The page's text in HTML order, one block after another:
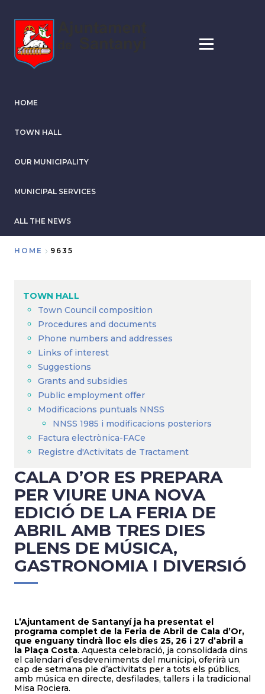
content
HOME
TOWN HALL
OUR MUNICIPALITY
MUNICIPAL SERVICES
ALL THE NEWS
HOME 9635
TOWN HALL
Town Council composition
Procedures and documents
Phone numbers and addresses
Links of interest
Suggestions
Grants and subsidies
Public employment offer
Modificacions puntuals NNSS
NNSS 1985 i modificacions posteriors
Factura electrònica-FACe
Registre d'Activitats de Tractament
CALA D’OR ES PREPARA
PER VIURE UNA NOVA
EDICIÓ DE LA FERIA DE
ABRIL AMB TRES DIES
PLENS DE MÚSICA,
GASTRONOMIA I DIVERSIÓ
L’Ajuntament de Santanyí ja ha presentat el
programa complet de la Feria de Abril de Cala d’Or,
que enguany tindrà lloc els dies 25, 26 i 27 d’abril a
la Plaça Costa. Aquesta celebració, ja consolidada dins
el calendari d’esdeveniments del municipi, oferirà un
cap de setmana ple d’activitats per a tots els públics,
amb música en directe, desfilades, tallers i la tradicional
Misa Rociera.